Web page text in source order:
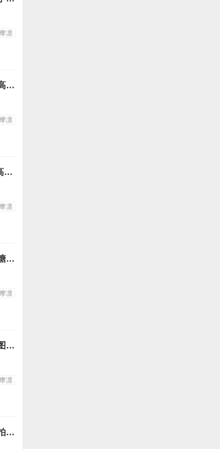
凛
摇曳露营各务原抚子志摩凛图片35-抚子与芝麻凛在晚上自拍旋转夜空高清竖屏壁纸手机图片下载
凛
摇曳露营各务原抚子志摩凛图片34-抚子的开心时刻Q版芝麻凛和犬妹高清竖屏壁纸手机图片下载
凛
摇曳露营各务原抚子志摩凛图片33-抚子与芝麻凛的和服装出行喂棉花糖和烤鱿鱼高清竖屏壁纸手机图片下载
凛
摇曳露营各务原抚子志摩凛图片32-抚子的美食梦想高清竖屏壁纸手机图片下载
凛
摇曳露营各务原抚子志摩凛图片31-精美图抚子与芝麻凛在富士山下自拍高清竖屏壁纸手机图片下载